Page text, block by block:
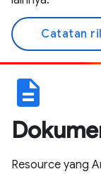
Catatan
description
Resource yang